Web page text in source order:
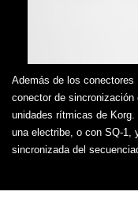
Además de los conectores
conector de
unidades rítmicas de
una electribe, o con SQ-1,
sincronizada del